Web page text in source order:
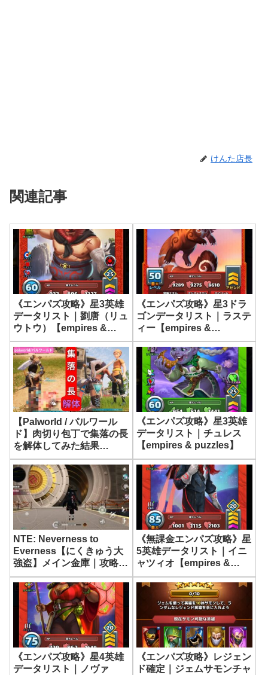
けんた店長
関連記事
《エンパズ攻略》星3英雄
データリスト｜劉唐（リュ
ウトウ）【empires &
puzzles】
《エンパズ攻略》星3ドラ
ゴンデータリスト｜ラステ
ィー【empires &
puzzles】
【Palworld / パルワール
ド】肉切り包丁で集落の長
を解体してみた結果…
《エンパズ攻略》星3英雄
データリスト｜チュレス
【empires & puzzles】
NTE: Neverness to
Everness【にくきゅう大
強盗】メイン金庫｜攻略ま
とめ【ネバエバ】
《無課金エンパズ攻略》星
5英雄データリスト｜イニ
ャツィオ【empires &
puzzles】
《エンパズ攻略》星4英雄
データリスト｜ノヴァ
《エンパズ攻略》レジェン
ド確定｜ジェムサモンチャ